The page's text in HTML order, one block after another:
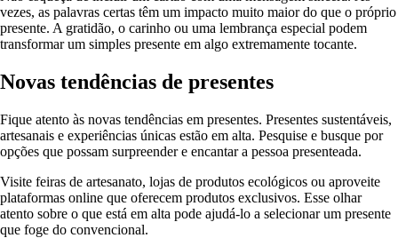
vezes, as palavras certas têm um impacto muito maior do que o próprio
presente. A gratidão, o carinho ou uma lembrança especial podem
transformar um simples presente em algo extremamente tocante.
Novas tendências de presentes
Fique atento às novas tendências em presentes. Presentes sustentáveis,
artesanais e experiências únicas estão em alta. Pesquise e busque por
opções que possam surpreender e encantar a pessoa presenteada.
Visite feiras de artesanato, lojas de produtos ecológicos ou aproveite
plataformas online que oferecem produtos exclusivos. Esse olhar
atento sobre o que está em alta pode ajudá-lo a selecionar um presente
que foge do convencional.